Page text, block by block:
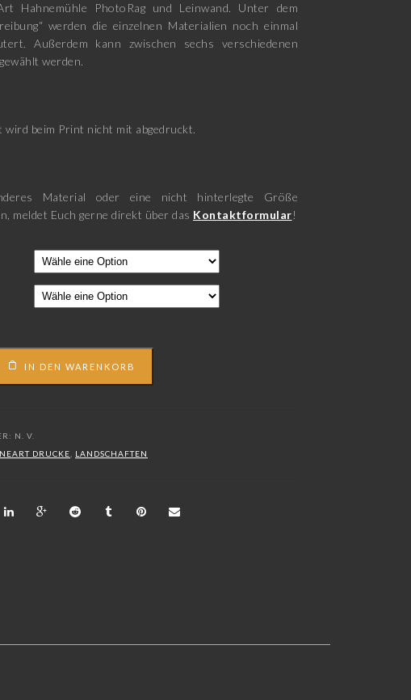
Hahnemühle PhotoRag und Leinwand. Unter dem
werden die einzelnen Materialien noch einmal
Außerdem kann zwischen sechs verschiedenen
werden.
wird beim Print nicht mit abgedruckt.
Material oder eine nicht hinterlegte Größe
meldet Euch gerne direkt über das Kontaktformular!
IN DEN WARENKORB
N. V.
DRUCKE LANDSCHAFTEN